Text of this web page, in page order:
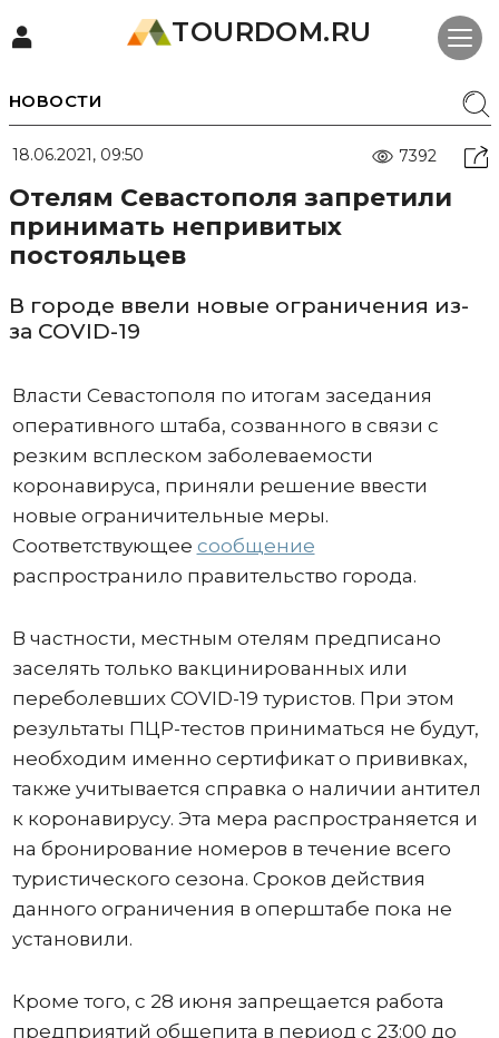
TOURDOM.RU
НОВОСТИ
18.06.2021, 09:50 7392
Отелям Севастополя запретили
принимать непривитых
постояльцев
В городе ввели новые ограничения из-
за COVID-19
Власти Севастополя по итогам заседания
оперативного штаба, созванного в связи с
резким всплеском заболеваемости
коронавируса, приняли решение ввести
новые ограничительные меры.
Соответствующее сообщение
распространило правительство города.
В частности, местным отелям предписано
заселять только вакцинированных или
переболевших COVID-19 туристов. При этом
результаты ПЦР-тестов приниматься не будут,
необходим именно сертификат о прививках,
также учитывается справка о наличии антител
к коронавирусу. Эта мера распространяется и
на бронирование номеров в течение всего
туристического сезона. Сроков действия
данного ограничения в оперштабе пока не
установили.
Кроме того, с 28 июня запрещается работа
предприятий общепита в период с 23:00 до